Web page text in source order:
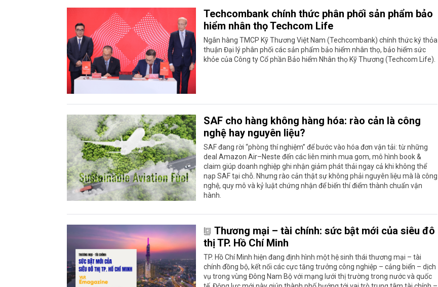
Techcombank chính thức phân phối sản phẩm bảo
hiểm nhân thọ Techcom Life
Ngân hàng TMCP Kỹ Thương Việt Nam (Techcombank) chính thức ký thỏa
thuận Đại lý phân phối các sản phẩm bảo hiểm nhân thọ, bảo hiểm sức
khỏe của Công ty Cổ phần Bảo hiểm Nhân thọ Kỹ Thương (Techcom Life).
SAF cho hàng không hàng hóa: rào cản là công
nghệ hay nguyên liệu?
SAF đang rời “phòng thí nghiệm” để bước vào hóa đơn vận tải: từ những
deal Amazon Air–Neste đến các liên minh mua gom, mô hình book &
claim giúp doanh nghiệp ghi nhận giảm phát thải ngay cả khi không thể
nạp SAF tại chỗ. Nhưng rào cản thật sự không phải nguyên liệu mà là công
nghệ, quy mô và kỷ luật chứng nhận để biến thí điểm thành chuẩn vận
hành.
Thương mại – tài chính: sức bật mới của siêu đô
thị TP. Hồ Chí Minh
TP. Hồ Chí Minh hiện đang định hình một hệ sinh thái thương mại – tài
chính đồng bộ, kết nối các cực tăng trưởng công nghiệp – cảng biển – dịch
vụ trong vùng Đông Nam Bộ với mạng lưới thị trường trong nước và quốc